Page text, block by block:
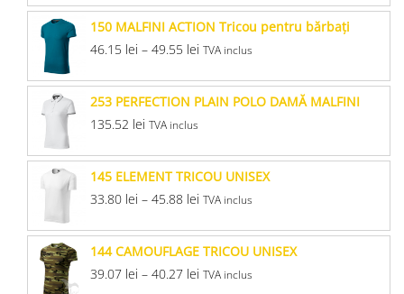
150 MALFINI ACTION Tricou pentru bărbaţi
46.15 lei – 49.55 lei TVA inclus
253 PERFECTION PLAIN POLO DAMĂ MALFINI
135.52 lei TVA inclus
145 ELEMENT TRICOU UNISEX
33.80 lei – 45.88 lei TVA inclus
144 CAMOUFLAGE TRICOU UNISEX
39.07 lei – 40.27 lei TVA inclus